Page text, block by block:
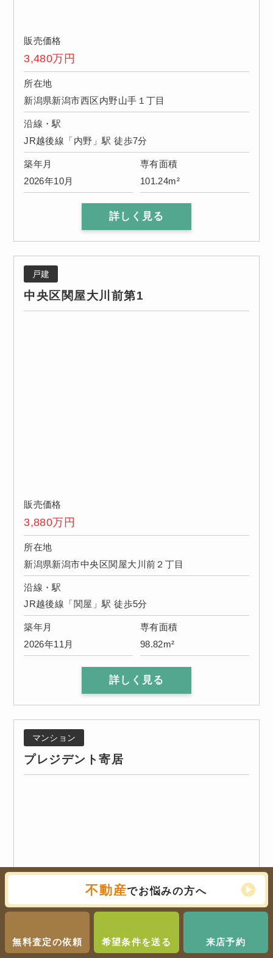
販売価格
3,480万円
所在地
新潟県新潟市西区内野山手１丁目
沿線・駅
JR越後線「内野」駅 徒歩7分
築年月
2026年10月
専有面積
101.24m²
詳しく見る
戸建
中央区関屋大川前第1
販売価格
3,880万円
所在地
新潟県新潟市中央区関屋大川前２丁目
沿線・駅
JR越後線「関屋」駅 徒歩5分
築年月
2026年11月
専有面積
98.82m²
詳しく見る
マンション
プレジデント寄居
不動産でお悩みの方へ
無料査定の依頼 希望条件を送る 来店予約